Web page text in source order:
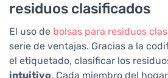
residuos clasificados
El uso de bolsas para residuos
serie de ventajas. Gracias a la
el etiquetado, clasificar los
intuitivo. Cada miembro del